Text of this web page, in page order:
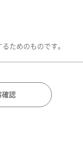
ためのものです。